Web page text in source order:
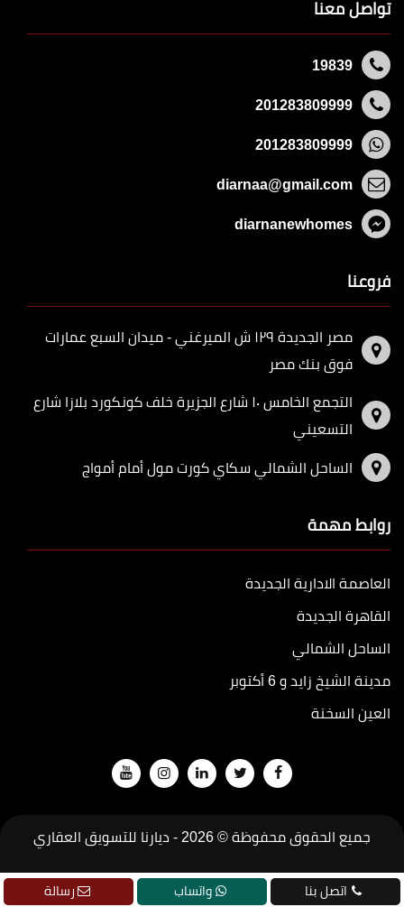
تواصل معنا
19839
201283809999
201283809999
diarnaa@gmail.com
diarnanewhomes
فروعنا
مصر الجديدة ١٢٩ ش الميرغني - ميدان السبع عمارات
فوق بنك مصر
التجمع الخامس ١٠ شارع الجزيرة خلف كونكورد بلازا شارع
التسعيني
الساحل الشمالي سكاي كورت مول أمام أمواج
روابط مهمة
العاصمة الادارية الجديدة
القاهرة الجديدة
الساحل الشمالي
مدينة الشيخ زايد و 6 أكتوبر
العين السخنة
جميع الحقوق محفوظة © 2026 -
ديارنا للتسويق العقاري
تطويرجودة اتصل بنا واتساب رسالة